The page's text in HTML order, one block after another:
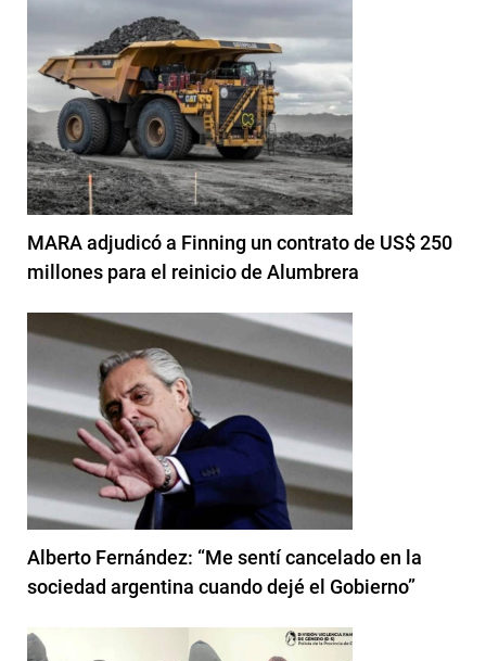
MARA adjudicó a Finning un contrato de US$ 250
millones para el reinicio de Alumbrera
Alberto Fernández: “Me sentí cancelado en la
sociedad argentina cuando dejé el Gobierno”